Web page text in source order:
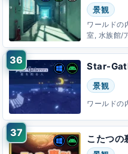
景観
ワールドの
室, 水族館/
Star-
景観
ワールドの
こたつの